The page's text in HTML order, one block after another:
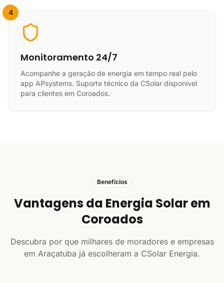
4
Monitoramento 24/7
Acompanhe a geração de energia em tempo real pelo
app APsystems. Suporte técnico da CSolar disponível
para clientes em Coroados.
Benefícios
Vantagens da Energia Solar em
Coroados
Descubra por que milhares de moradores e empresas
em Araçatuba já escolheram a CSolar Energia.